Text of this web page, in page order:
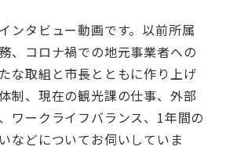
ンタビュー動画です。以前所属
、コロナ禍での地元事業者への
な取組と市長とともに作り上げ
制、現在の観光課の仕事、外部
ワークライフバランス、1年間の
などについてお伺いしていま